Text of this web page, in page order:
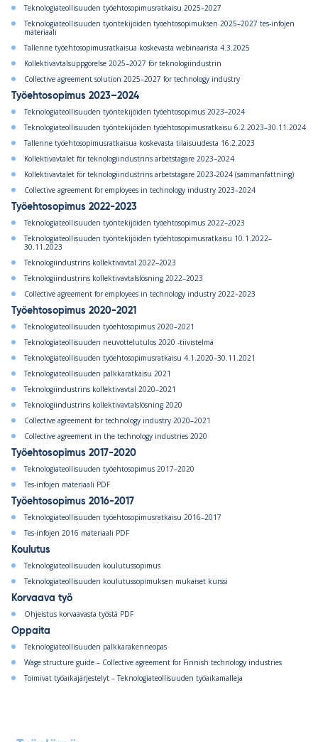
Teknologiateollisuuden työehtosopimusratkaisu 2025–2027
Teknologiateollisuuden työntekijöiden työehtosopimuksen 2025–2027 tes-infojen
materiaali
Tallenne työehtosopimusratkaisua koskevasta webinaarista 4.3.2025
Kollektivavtalsuppgörelse 2025–2027 för teknologiindustrin
Collective agreement solution 2025–2027 for technology industry
Työehtosopimus 2023–2024
Teknologiateollisuuden työntekijöiden työehtosopimus 2023–2024
Teknologiateollisuuden työntekijöiden työehtosopimusratkaisu 6.2.2023–30.11.2024
Tallenne työehtosopimusratkaisua koskevasta tilaisuudesta 16.2.2023
Kollektivavtalet för teknologiindustrins arbetstagare 2023–2024
Kollektivavtalet för teknologiindustrins arbetstagare 2023-2024 (sammanfattning)
Collective agreement for employees in technology industry 2023–2024
Työehtosopimus 2022-2023
Teknologiateollisuuden työntekijöiden työehtosopimus 2022–2023
Teknologiateollisuuden työntekijöiden työehtosopimusratkaisu 10.1.2022–
30.11.2023
Teknologiindustrins kollektivavtal 2022–2023
Teknologiindustrins kollektivavtalslösning 2022–2023
Collective agreement for employees in technology industry 2022–2023
Työehtosopimus 2020-2021
Teknologiateollisuuden työehtosopimus 2020–2021
Teknologiateollisuuden neuvottelutulos 2020 -tiivistelmä
Teknologiateollisuuden työehtosopimusratkaisu 4.1.2020–30.11.2021
Teknologiateollisuuden palkkaratkaisu 2021
Teknologiindustrins kollektivavtal 2020–2021
Teknologiindustrins kollektivavtalslösning 2020
Collective agreement for technology industry 2020–2021
Collective agreement in the technology industries 2020
Työehtosopimus 2017-2020
Teknologiateollisuuden työehtosopimus 2017–2020
Tes-infojen materiaali PDF
Työehtosopimus 2016-2017
Teknologiateollisuuden työehtosopimusratkaisu 2016–2017
Tes-infojen 2016 materiaali PDF
Koulutus
Teknologiateollisuuden koulutussopimus
Teknologiateollisuuden koulutussopimuksen mukaiset kurssi
Korvaava työ
Ohjeistus korvaavasta työstä PDF
Oppaita
Teknologiateollisuuden palkkarakenneopas
Wage structure guide – Collective agreement for Finnish technology industries
Toimivat työaikajärjestelyt – Teknologiateollisuuden työaikamalleja